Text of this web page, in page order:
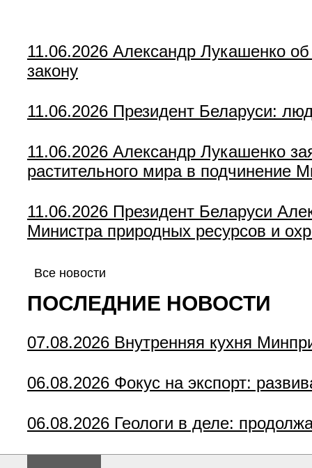
11.06.2026 Александр Лукашенко
закону
11.06.2026 Президент Беларуси:
11.06.2026 Александр Лукашенко
растительного мира в подчинение
11.06.2026 Президент Беларуси
Министра природных ресурсов и
Все новости
ПОСЛЕДНИЕ НОВОСТИ
07.08.2026 Внутренняя кухня
06.08.2026 Фокус на экспорт:
06.08.2026 Геологи в деле: